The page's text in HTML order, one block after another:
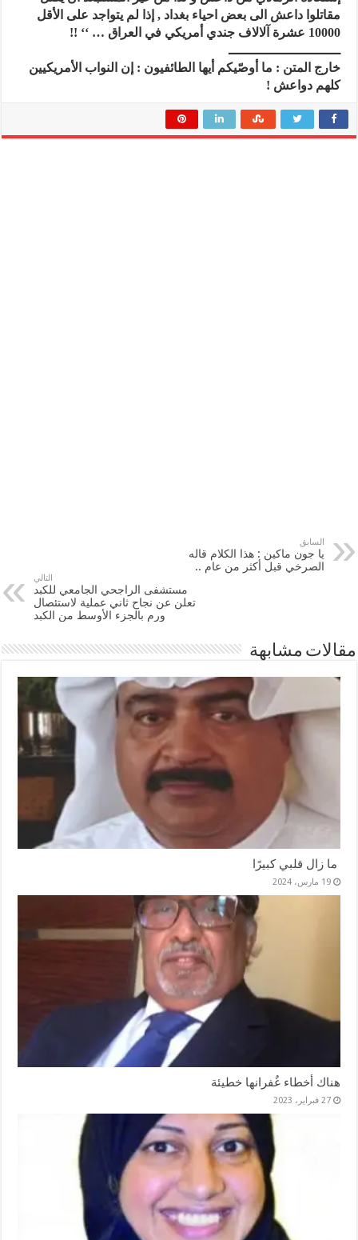
مقاتلوا داعش الى بعض احياء بغداد , إذا لم يتواجد على الأقل
10000 عشرة آلالاف جندي أمريكي في العراق … ‘‘ !!
ــــــــــــــــــــــــــــ
خارج المتن : ما أوصّيكم أيها الطائفيون : إن النواب الأمريكيين
كلهم دواعش !
السابق
يا جون ماكين : هذا الكلام قاله
الصرخي قبل أكثر من عام ..
التالي
مستشفى الراجحي الجامعي للكبد
تعلن عن نجاح ثاني عملية لاستئصال
ورم بالجزء الأوسط من الكبد
مقالات مشابهة
ما زال قلبي كبيرًا
19 مارس، 2024
هناك أخطاء غُفرانها خطيئة
27 فبراير، 2023